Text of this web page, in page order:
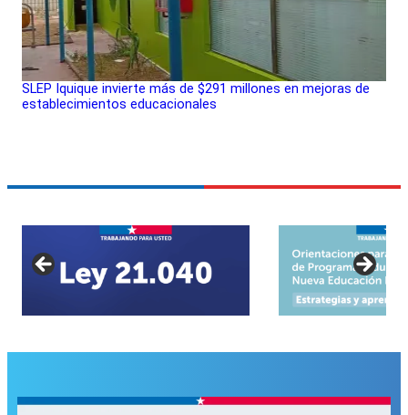
SLEP Iquique invierte más de $291 millones en mejoras de
establecimientos educacionales